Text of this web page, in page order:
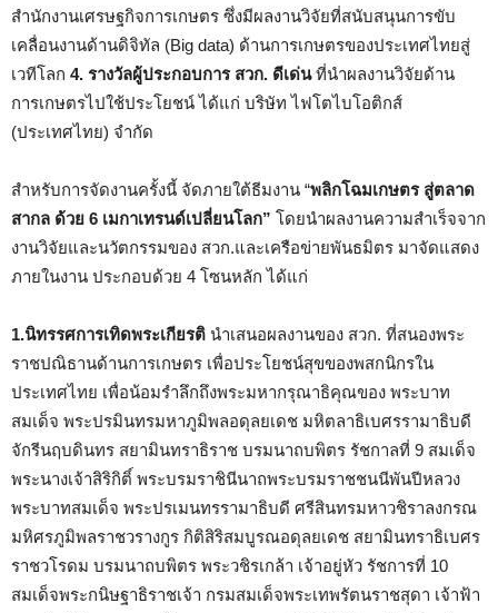
สำนักงานเศรษฐกิจการเกษตร ซึ่งมีผลงานวิจัยที่สนับสนุนการขับ
เคลื่อนงานด้านดิจิทัล (Big data) ด้านการเกษตรของประเทศไทยสู่
เวทีโลก 4. รางวัลผู้ประกอบการ สวก. ดีเด่นที่นำผลงานวิจัยด้าน
การเกษตรไปใช้ประโยชน์ ได้แก่ บริษัท ไฟโตไบโอติกส์
(ประเทศไทย) จำกัด
สำหรับการจัดงานครั้งนี้ จัดภายใต้ธีมงาน “พลิกโฉมเกษตร สู่ตลาด
สากล ด้วย 6 เมกาเทรนด์เปลี่ยนโลก” โดยนำผลงานความสำเร็จจาก
งานวิจัยและนวัตกรรมของ สวก.และเครือข่ายพันธมิตร มาจัดแสดง
ภายในงาน ประกอบด้วย 4 โซนหลัก ได้แก่
1.นิทรรศการเทิดพระเกียรติ นำเสนอผลงานของ สวก. ที่สนองพระ
ราชปณิธานด้านการเกษตร เพื่อประโยชน์สุขของพสกนิกรใน
ประเทศไทย เพื่อน้อมรำลึกถึงพระมหากรุณาธิคุณของ พระบาท
สมเด็จ พระปรมินทรมหาภูมิพลอดุลยเดช มหิตลาธิเบศรรามาธิบดี
จักรีนฤบดินทร สยามินทราธิราช บรมนาถบพิตร รัชกาลที่ 9 สมเด็จ
พระนางเจ้าสิริกิติ์ พระบรมราชินีนาถพระบรมราชชนนีพันปีหลวง
พระบาทสมเด็จ พระปรเมนทรรามาธิบดี ศรีสินทรมหาวชิราลงกรณ
มหิศรภูมิพลราชวรางกูร กิติสิริสมบูรณอดุลยเดช สยามินทราธิเบศร
ราชวโรดม บรมนาถบพิตร พระวชิรเกล้า เจ้าอยู่หัว รัชการที่ 10
สมเด็จพระกนิษฐาธิราชเจ้า กรมสมเด็จพระเทพรัตนราชสุดา เจ้าฟ้า